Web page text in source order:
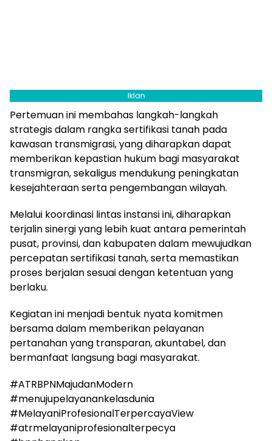
Iklan
Pertemuan ini membahas langkah-langkah
strategis dalam rangka sertifikasi tanah pada
kawasan transmigrasi, yang diharapkan dapat
memberikan kepastian hukum bagi masyarakat
transmigran, sekaligus mendukung peningkatan
kesejahteraan serta pengembangan wilayah.
Melalui koordinasi lintas instansi ini, diharapkan
terjalin sinergi yang lebih kuat antara pemerintah
pusat, provinsi, dan kabupaten dalam mewujudkan
percepatan sertifikasi tanah, serta memastikan
proses berjalan sesuai dengan ketentuan yang
berlaku.
Kegiatan ini menjadi bentuk nyata komitmen
bersama dalam memberikan pelayanan
pertanahan yang transparan, akuntabel, dan
bermanfaat langsung bagi masyarakat.
#ATRBPNMajudanModern
#menujupelayanankelasdunia
#MelayaniProfesionalTerpercayaView
#atrmelayaniprofesionalterpecya